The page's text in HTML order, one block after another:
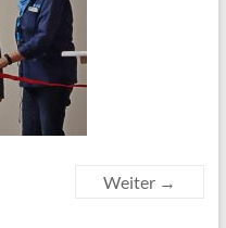
Weiter →